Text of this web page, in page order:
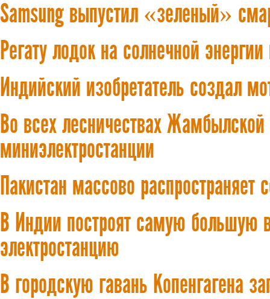
Samsung выпустил «зеленый»
Регату лодок на солнечной
Индийский изобретатель создал
Во всех лесничествах Жамбылской
миниэлектростанции
Пакистан массово распространяет
В Индии построят самую большую
электростанцию
В городскую гавань Копенгагена